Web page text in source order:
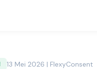
13 Mei 2026 | FlexyConsent